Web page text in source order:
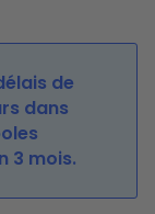
de
dans
3 mois.